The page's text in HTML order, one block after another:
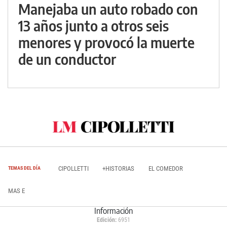
Manejaba un auto robado con
13 años junto a otros seis
menores y provocó la muerte
de un conductor
TEMAS DEL DÍA CIPOLLETTI +HISTORIAS EL COMEDOR
MAS E
Información
Edición: 6951